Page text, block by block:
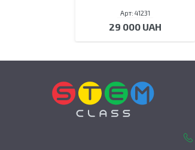
Арт: 41231
29 000 UAH